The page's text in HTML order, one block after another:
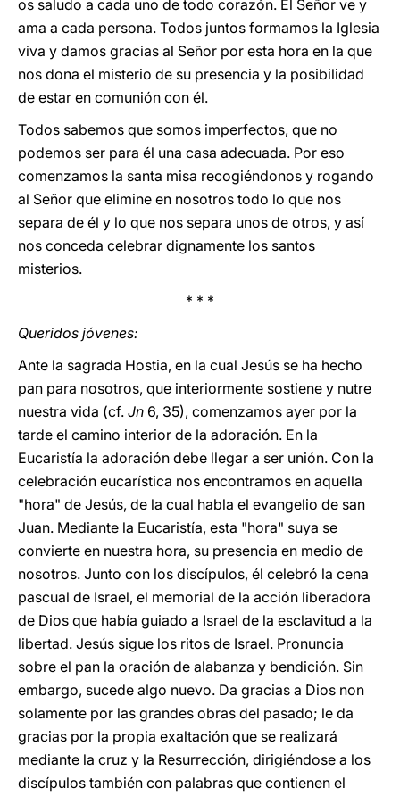
os saludo a cada uno de todo corazón. El Señor ve y
ama a cada persona. Todos juntos formamos la Iglesia
viva y damos gracias al Señor por esta hora en la que
nos dona el misterio de su presencia y la posibilidad
de estar en comunión con él.
Todos sabemos que somos imperfectos, que no
podemos ser para él una casa adecuada. Por eso
comenzamos la santa misa recogiéndonos y rogando
al Señor que elimine en nosotros todo lo que nos
separa de él y lo que nos separa unos de otros, y así
nos conceda celebrar dignamente los santos
misterios.
* * *
Queridos jóvenes:
Ante la sagrada Hostia, en la cual Jesús se ha hecho
pan para nosotros, que interiormente sostiene y nutre
nuestra vida (cf. Jn 6, 35), comenzamos ayer por la
tarde el camino interior de la adoración. En la
Eucaristía la adoración debe llegar a ser unión. Con la
celebración eucarística nos encontramos en aquella
"hora" de Jesús, de la cual habla el evangelio de san
Juan. Mediante la Eucaristía, esta "hora" suya se
convierte en nuestra hora, su presencia en medio de
nosotros. Junto con los discípulos, él celebró la cena
pascual de Israel, el memorial de la acción liberadora
de Dios que había guiado a Israel de la esclavitud a la
libertad. Jesús sigue los ritos de Israel. Pronuncia
sobre el pan la oración de alabanza y bendición. Sin
embargo, sucede algo nuevo. Da gracias a Dios non
solamente por las grandes obras del pasado; le da
gracias por la propia exaltación que se realizará
mediante la cruz y la Resurrección, dirigiéndose a los
discípulos también con palabras que contienen el